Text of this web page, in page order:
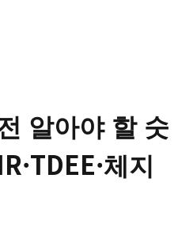
알아야 할 숫
체지